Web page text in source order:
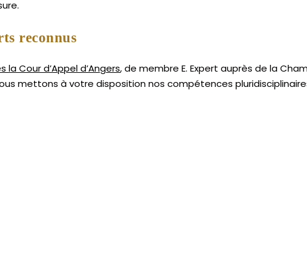
reconnus
la Cour d’Appel d’Angers, de membre E. Expert auprès de la
mettons à votre disposition nos compétences